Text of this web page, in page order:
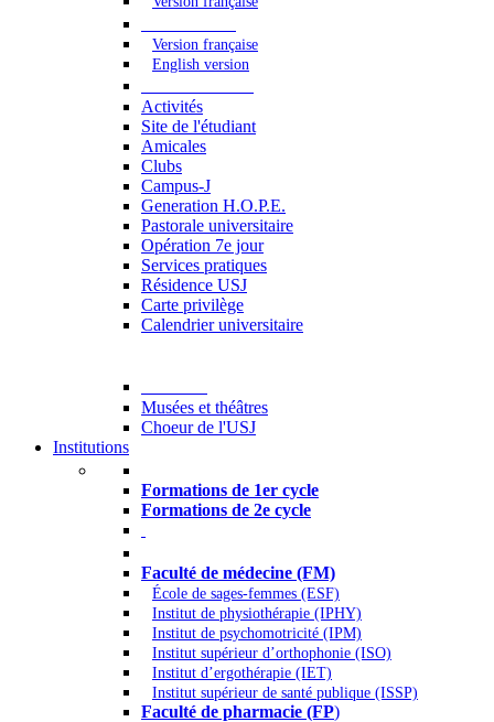
Version française
English version
Activités
Site de l'étudiant
Amicales
Clubs
Campus-J
Generation H.O.P.E.
Pastorale universitaire
Opération 7e jour
Services pratiques
Résidence USJ
Carte privilège
Calendrier universitaire
Musées et théâtres
Choeur de l'USJ
Institutions
Formations de 1er cycle
Formations de 2e cycle
Faculté de médecine (FM)
École de sages-femmes (ESF)
Institut de physiothérapie (IPHY)
Institut de psychomotricité (IPM)
Institut supérieur d’orthophonie (ISO)
Institut d’ergothérapie (IET)
Institut supérieur de santé publique (ISSP)
Faculté de pharmacie (FP)